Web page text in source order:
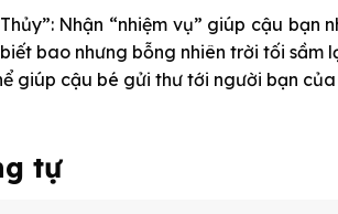
Nhận “nhiệm vụ” giúp cậu bạn
bao nhưng bỗng nhiên trời tối sầm
giúp cậu bé gửi thư tới người bạn
tự